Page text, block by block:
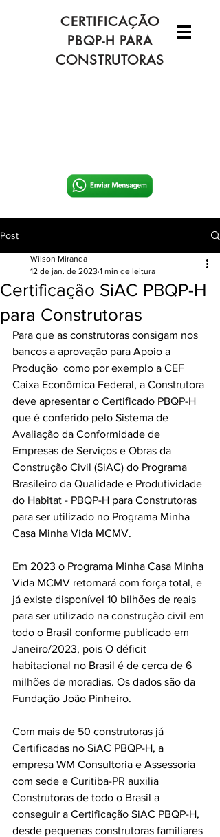
CERTIFICAÇÃO
PBQP-H PARA
CONSTRUTORAS
Post
Certificação SiAC PBQP-H
para Construtoras
Wilson Miranda
12 de jan. de 2023 1 min de leitura
Para que as construtoras consigam nos
bancos a aprovação para Apoio a
Produção  como por exemplo a CEF
Caixa Econômica Federal, a Construtora
deve apresentar o Certificado PBQP-H
que é conferido pelo Sistema de
Avaliação da Conformidade de
Empresas de Serviços e Obras da
Construção Civil (SiAC) do Programa
Brasileiro da Qualidade e Produtividade
do Habitat - PBQP-H para Construtoras
para ser utilizado no Programa Minha
Casa Minha Vida MCMV.
Em 2023 o Programa Minha Casa Minha
Vida MCMV retornará com força total, e
já existe disponível 10 bilhões de reais
para ser utilizado na construção civil em
todo o Brasil conforme publicado em
Janeiro/2023, pois O déficit
habitacional no Brasil é de cerca de 6
milhões de moradias. Os dados são da
Fundação João Pinheiro.
Com mais de 50 construtoras já
Certificadas no SiAC PBQP-H, a
empresa WM Consultoria e Assessoria
com sede e Curitiba-PR auxilia
Construtoras de todo o Brasil a
conseguir a Certificação SiAC PBQP-H,
desde pequenas construtoras familiares